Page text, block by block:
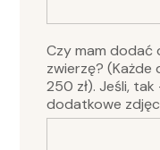
Czy mam
zwierzę? (Każde
250 zł). Jeśli,
dodatkowe